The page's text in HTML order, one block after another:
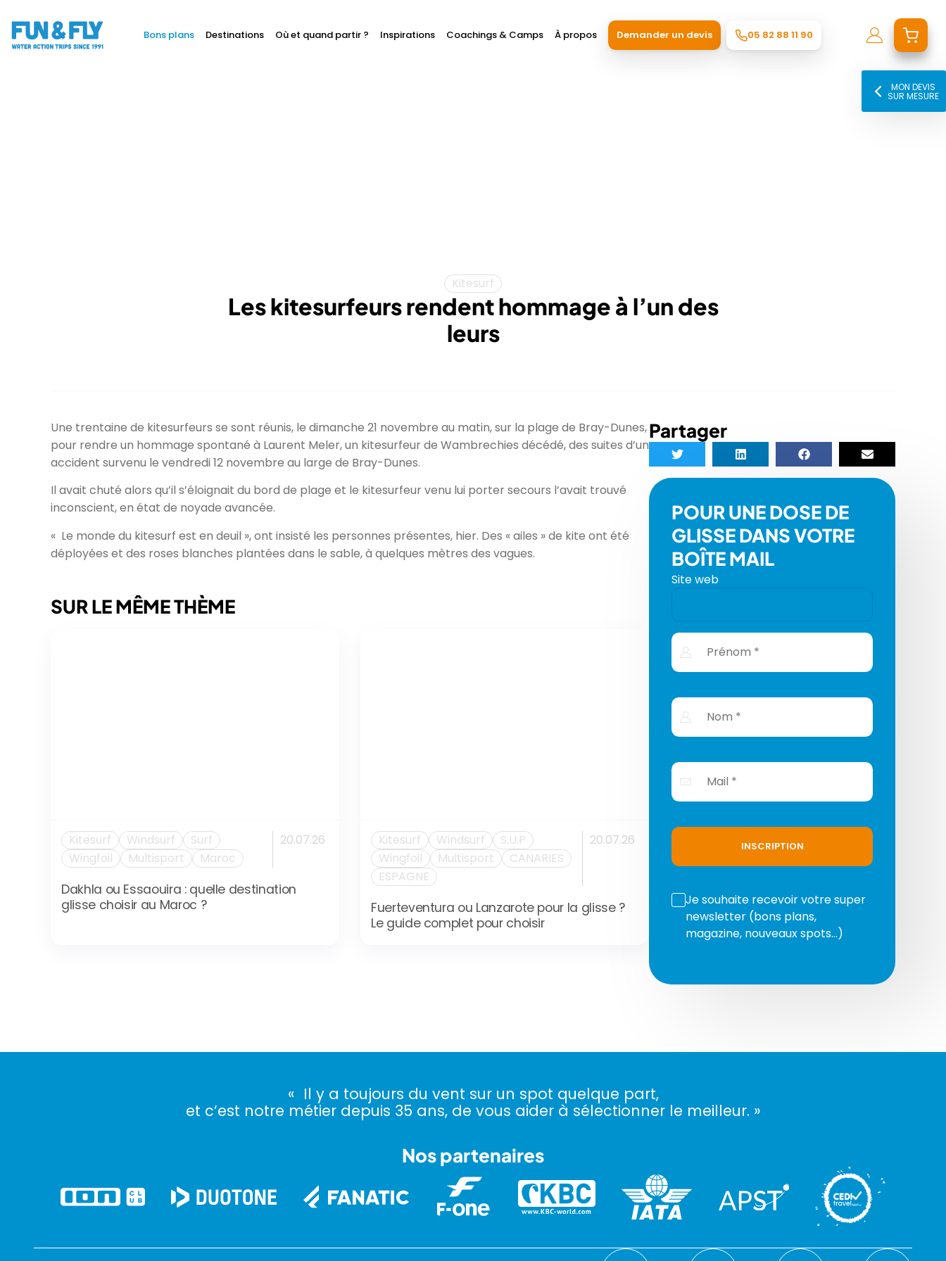
Bons plans Destinations Où et quand partir ? Inspirations Coachings & Camps À propos Demander un devis 05 82 88 11 90
Kitesurf
Les kitesurfeurs rendent hommage à l’un des
leurs
Une trentaine de kitesurfeurs se sont réunis, le dimanche 21 novembre au matin, sur la plage de Bray-Dunes,
pour rendre un hommage spontané à Laurent Meler, un kitesurfeur de Wambrechies décédé, des suites d’un
accident survenu le vendredi 12 novembre au large de Bray-Dunes.
Il avait chuté alors qu’il s’éloignait du bord de plage et le kitesurfeur venu lui porter secours l’avait trouvé
inconscient, en état de noyade avancée.
« Le monde du kitesurf est en deuil », ont insisté les personnes présentes, hier. Des « ailes » de kite ont été
déployées et des roses blanches plantées dans le sable, à quelques mètres des vagues.
SUR LE MÊME THÈME
Kitesurf Windsurf
Surf
Wingfoil
Multisport Maroc
20.07.26
Dakhla ou Essaouira : quelle destination
glisse choisir au Maroc ?
Kitesurf Windsurf
S.U.P
Wingfoil
Multisport
CANARIES
ESPAGNE
20.07.26
Fuerteventura ou Lanzarote pour la glisse ?
Le guide complet pour choisir
Partager
POUR UNE DOSE DE
GLISSE DANS VOTRE
BOÎTE MAIL
Site web
INSCRIPTION
Je souhaite recevoir votre super
newsletter (bons plans,
magazine, nouveaux spots…)
« Il y a toujours du vent sur un spot quelque part,
et c’est notre métier depuis 35 ans, de vous aider à sélectionner le meilleur. »
Nos partenaires
MON DEVIS
SUR MESURE